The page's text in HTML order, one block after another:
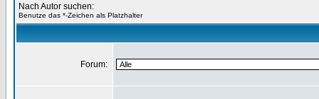
Nach Autor suchen:
Benutze das *-Zeichen als Platzhalter
Forum: